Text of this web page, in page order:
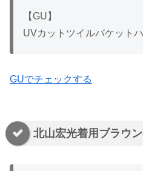
【GU】
UVカットツイルバケット
GUでチェックする
北山宏光着用ブラウ